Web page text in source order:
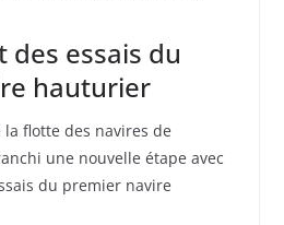
des essais du
hauturier
flotte des navires de
une nouvelle étape avec
du premier navire